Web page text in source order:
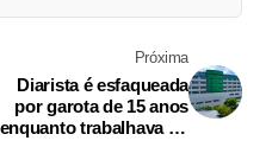
Próxima
Diarista é esfaqueada
por garota de 15 anos
enquanto trabalhava no